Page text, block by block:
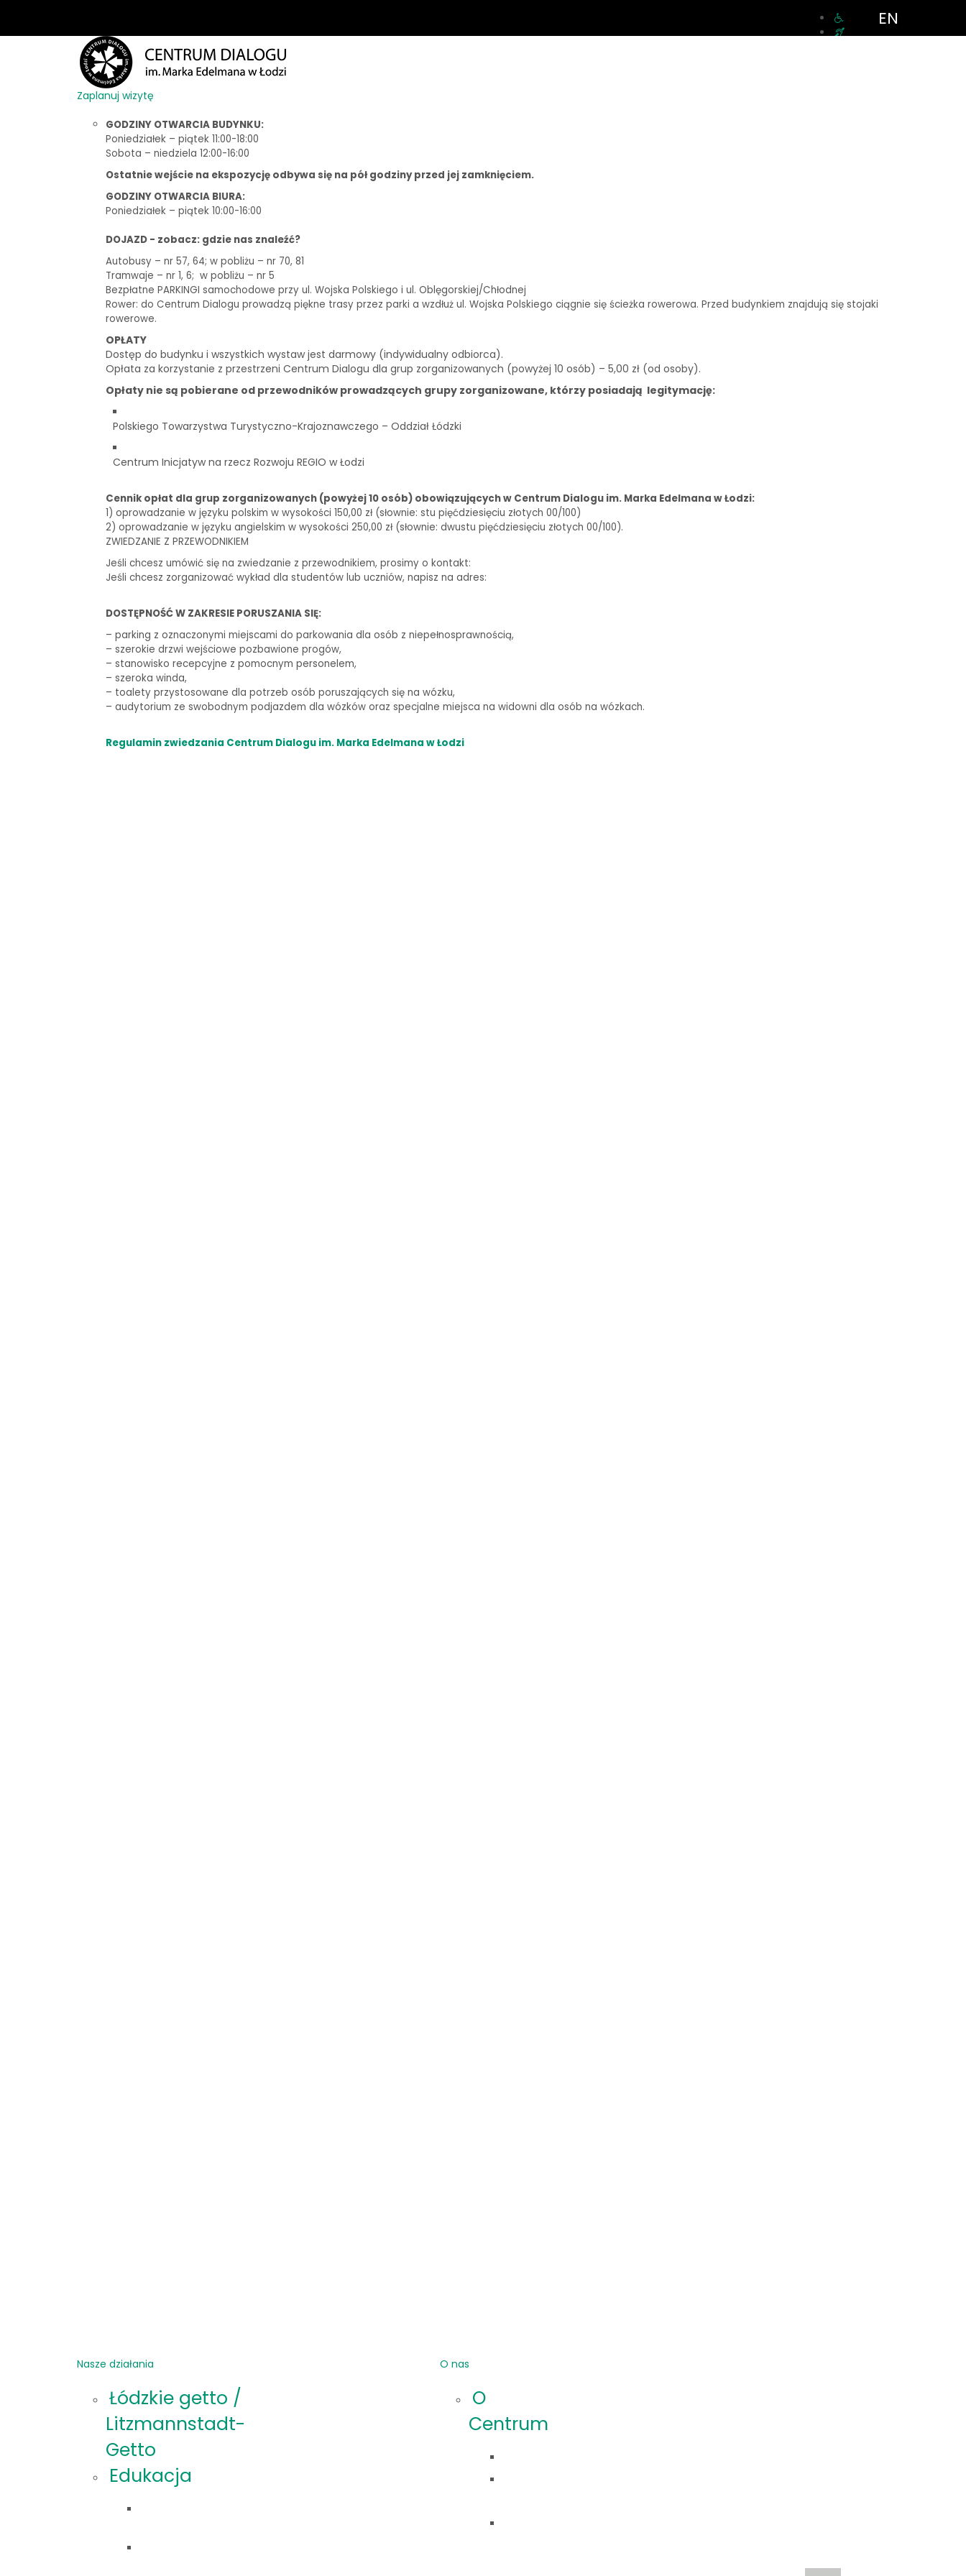
EN
Zaplanuj wizytę
GODZINY OTWARCIA BUDYNKU:
Poniedziałek – piątek 11:00-18:00
Sobota – niedziela 12:00-16:00
Ostatnie wejście na ekspozycję odbywa się na pół godziny przed jej zamknięciem.
GODZINY OTWARCIA BIURA:
Poniedziałek – piątek 10:00-16:00
DOJAZD - zobacz: gdzie nas znaleźć?
Autobusy – nr 57, 64; w pobliżu – nr 70, 81
Tramwaje – nr 1, 6; w pobliżu – nr 5
Bezpłatne PARKINGI samochodowe przy ul. Wojska Polskiego i ul. Oblęgorskiej/Chłodnej
Rower: do Centrum Dialogu prowadzą piękne trasy przez parki a wzdłuż ul. Wojska Polskiego ciągnie się ścieżka rowerowa. Przed budynkiem znajdują się stojaki
rowerowe.
OPŁATY
Dostęp do budynku i wszystkich wystaw jest darmowy (indywidualny odbiorca).
Opłata za korzystanie z przestrzeni Centrum Dialogu dla grup zorganizowanych (powyżej 10 osób) – 5,00 zł (od osoby).
Opłaty nie są pobierane od przewodników prowadzących grupy zorganizowane, którzy posiadają legitymację:
Polskiego Towarzystwa Turystyczno-Krajoznawczego – Oddział Łódzki
Centrum Inicjatyw na rzecz Rozwoju REGIO w Łodzi
Cennik opłat dla grup zorganizowanych (powyżej 10 osób) obowiązujących w Centrum Dialogu im. Marka Edelmana w Łodzi:
1) oprowadzanie w języku polskim w wysokości 150,00 zł (słownie: stu pięćdziesięciu złotych 00/100)
2) oprowadzanie w języku angielskim w wysokości 250,00 zł (słownie: dwustu pięćdziesięciu złotych 00/100).
ZWIEDZANIE Z PRZEWODNIKIEM
Jeśli chcesz umówić się na zwiedzanie z przewodnikiem, prosimy o kontakt:
Jeśli chcesz zorganizować wykład dla studentów lub uczniów, napisz na adres:
DOSTĘPNOŚĆ W ZAKRESIE PORUSZANIA SIĘ:
– parking z oznaczonymi miejscami do parkowania dla osób z niepełnosprawnością,
– szerokie drzwi wejściowe pozbawione progów,
– stanowisko recepcyjne z pomocnym personelem,
– szeroka winda,
– toalety przystosowane dla potrzeb osób poruszających się na wózku,
– audytorium ze swobodnym podjazdem dla wózków oraz specjalne miejsca na widowni dla osób na wózkach.
Regulamin zwiedzania Centrum Dialogu im. Marka Edelmana w Łodzi
Nasze działania
Łódzkie getto /
Litzmannstadt-
Getto
Edukacja
O nas
O
Centrum